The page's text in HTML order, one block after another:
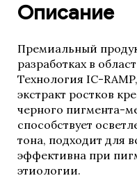
HELEO4
WIQo
La MISO
Описание
Премиальный
разработках в
Технология IC-
экстракт ростков
черного пигмента-
способствует
тона, подходит для
эффективна при
этиологии.